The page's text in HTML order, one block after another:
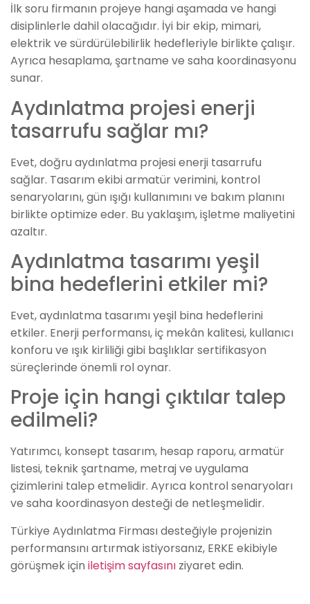
İlk soru firmanın projeye hangi aşamada ve hangi
disiplinlerle dahil olacağıdır. İyi bir ekip, mimari,
elektrik ve sürdürülebilirlik hedefleriyle birlikte çalışır.
Ayrıca hesaplama, şartname ve saha koordinasyonu
sunar.
Aydınlatma projesi enerji
tasarrufu sağlar mı?
Evet, doğru aydınlatma projesi enerji tasarrufu
sağlar. Tasarım ekibi armatür verimini, kontrol
senaryolarını, gün ışığı kullanımını ve bakım planını
birlikte optimize eder. Bu yaklaşım, işletme maliyetini
azaltır.
Aydınlatma tasarımı yeşil
bina hedeflerini etkiler mi?
Evet, aydınlatma tasarımı yeşil bina hedeflerini
etkiler. Enerji performansı, iç mekân kalitesi, kullanıcı
konforu ve ışık kirliliği gibi başlıklar sertifikasyon
süreçlerinde önemli rol oynar.
Proje için hangi çıktılar talep
edilmeli?
Yatırımcı, konsept tasarım, hesap raporu, armatür
listesi, teknik şartname, metraj ve uygulama
çizimlerini talep etmelidir. Ayrıca kontrol senaryoları
ve saha koordinasyon desteği de netleşmelidir.
Türkiye Aydınlatma Firması desteğiyle projenizin
performansını artırmak istiyorsanız, ERKE ekibiyle
görüşmek için iletişim sayfasını ziyaret edin.